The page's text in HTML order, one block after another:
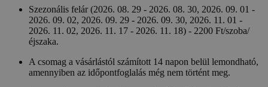
Szezonális felár (2026. 08. 29 - 2026. 08. 30, 2026. 09. 01 -
2026. 09. 02, 2026. 09. 29 - 2026. 09. 30, 2026. 11. 01 -
2026. 11. 02, 2026. 11. 17 - 2026. 11. 18) - 2200 Ft/szoba/
éjszaka.
A csomag a vásárlástól számított 14 napon belül lemondható,
amennyiben az időpontfoglalás még nem történt meg.